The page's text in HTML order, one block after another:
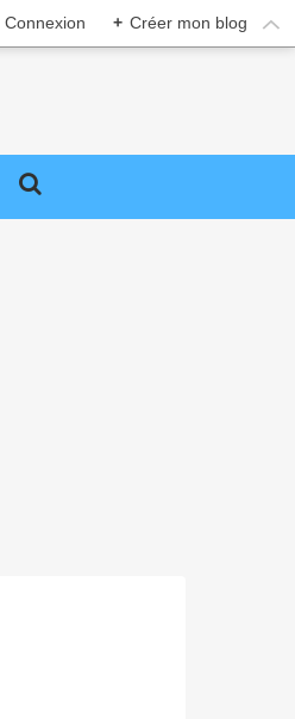
Connexion + Créer mon blog